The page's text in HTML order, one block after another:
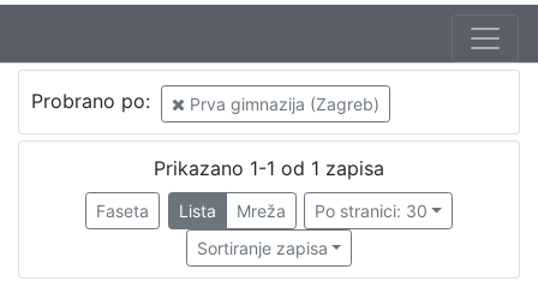
Mjesto
izdanja
Zagreb
1
Probrano po: Prva gimnazija (Zagreb)
Prikazano 1-1 od 1 zapisa
Faseta Lista Mreža
Po stranici: 30
Sortiranje zapisa